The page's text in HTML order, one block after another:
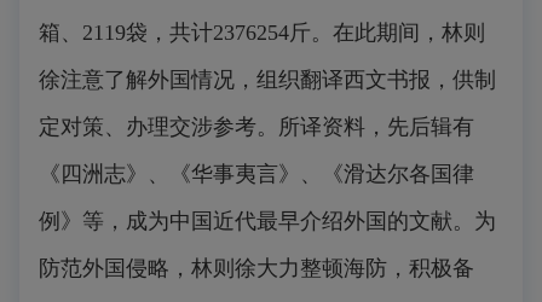
箱、2119袋，共计2376254斤。在此期间，林则
徐注意了解外国情况，组织翻译西文书报，供制
定对策、办理交涉参考。所译资料，先后辑有
《四洲志》、《华事夷言》、《滑达尔各国律
例》等，成为中国近代最早介绍外国的文献。为
防范外国侵略，林则徐大力整顿海防，积极备